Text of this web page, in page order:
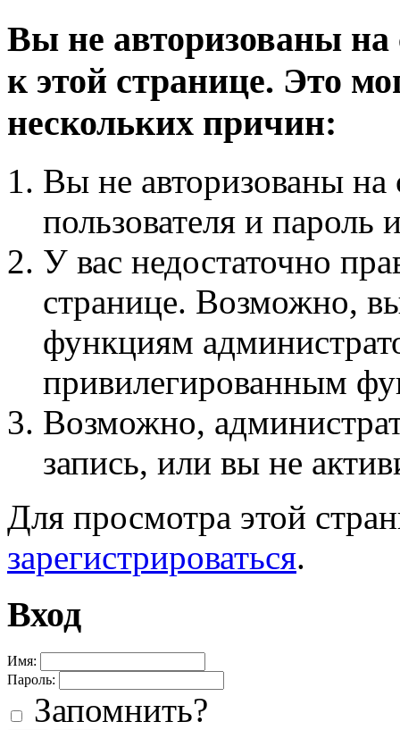
Вы не авторизованы на
к этой странице. Это
нескольких причин:
Вы не авторизованы на
пользователя и пароль
У вас недостаточно
странице. Возможно,
функциям
привилегированным
Возможно,
запись, или вы не
Для просмотра этой
зарегистрироваться.
Вход
Имя:
Пароль:
Запомнить?